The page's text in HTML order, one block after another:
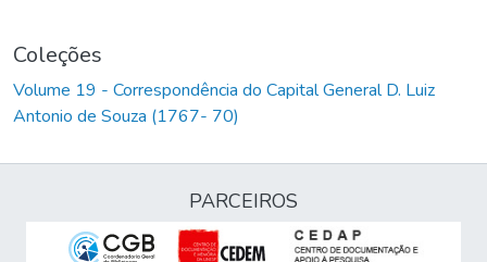
Coleções
Volume 19 - Correspondência do Capital General D. Luiz
Antonio de Souza (1767- 70)
PARCEIROS